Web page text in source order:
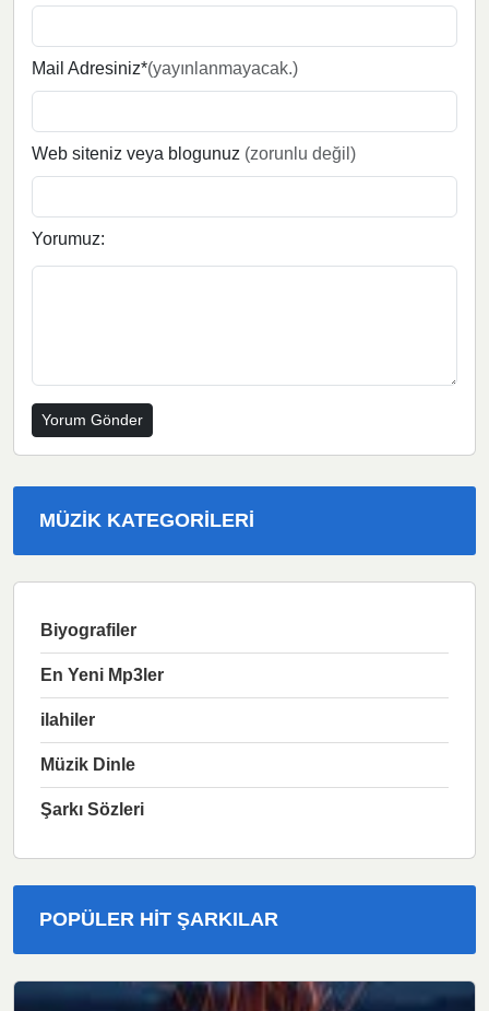
Mail Adresiniz*(yayınlanmayacak.)
Web siteniz veya blogunuz (zorunlu değil)
Yorumuz:
MÜZIK KATEGORILERI
Biyografiler
En Yeni Mp3ler
ilahiler
Müzik Dinle
Şarkı Sözleri
POPÜLER HIT ŞARKILAR